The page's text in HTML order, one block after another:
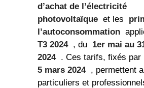
d’achat de l’électricité
photovoltaïque et les
l’autoconsommation
T3 2024, du 1er mai au
2024. Ces tarifs, fixés par
5 mars 2024, permettent
particuliers et